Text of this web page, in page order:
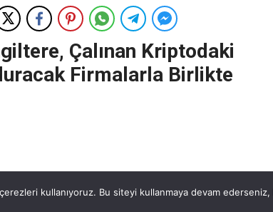
Çalınan Kriptodaki
Firmalarla Birlikte
kullanıyoruz. Bu siteyi kullanmaya devam
Tether BNB